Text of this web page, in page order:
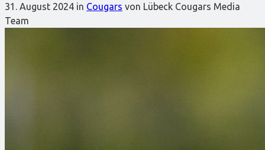
31. August 2024 in Cougars von Lübeck Cougars Media
Team